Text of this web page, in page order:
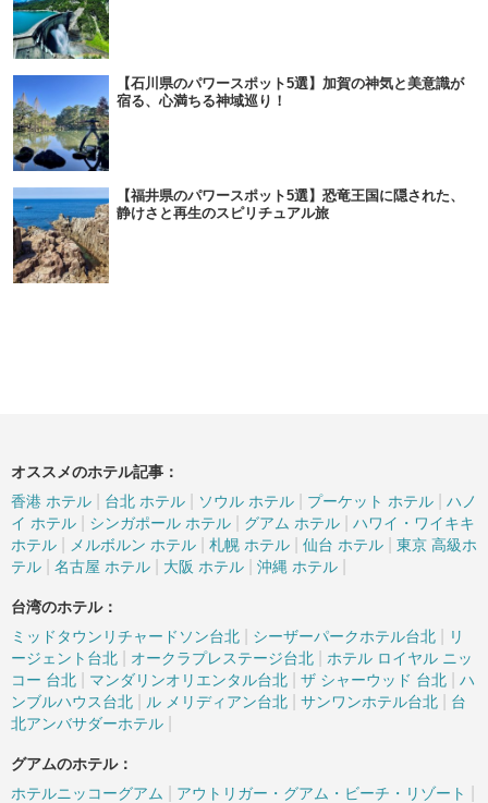
【石川県のパワースポット5選】加賀の神気と美意識が
宿る、心満ちる神域巡り！
【福井県のパワースポット5選】恐竜王国に隠された、
静けさと再生のスピリチュアル旅
オススメのホテル記事：
香港 ホテル
台北 ホテル ソウル ホテル プーケット ホテル
ハノ
イ ホテル
シンガポール ホテル グアム ホテル
ハワイ・ワイキキ
ホテル
メルボルン ホテル 札幌 ホテル 仙台 ホテル
東京 高級ホ
テル
名古屋 ホテル 大阪 ホテル 沖縄 ホテル
台湾のホテル：
ミッドタウンリチャードソン台北
シーザーパークホテル台北
リ
ージェント台北
オークラプレステージ台北
ホテル ロイヤル ニッ
コー 台北
マンダリンオリエンタル台北 ザ シャーウッド 台北
ハ
ンブルハウス台北
ル メリディアン台北 サンワンホテル台北
台
北アンバサダーホテル
グアムのホテル：
ホテルニッコーグアム
アウトリガー・グアム・ビーチ・リゾート